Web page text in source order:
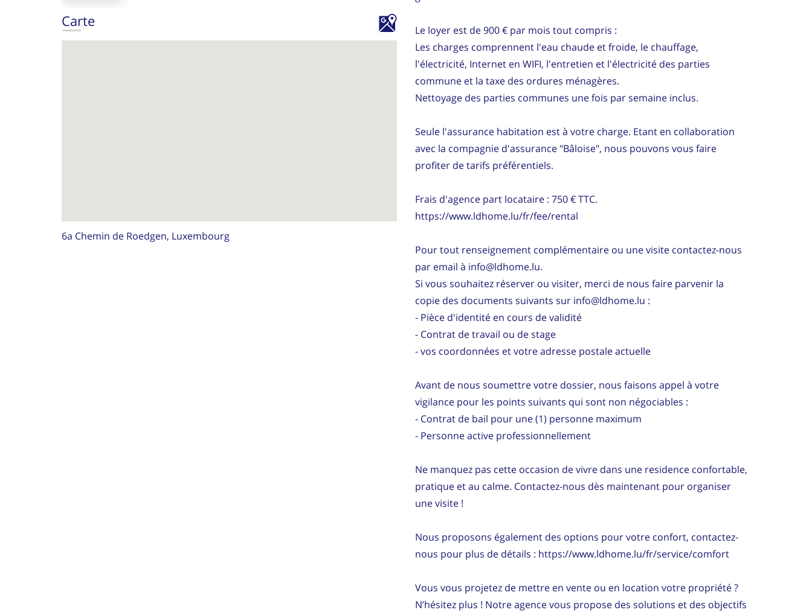
Carte
6a Chemin de Roedgen, Luxembourg
Le loyer est de 900 € par mois tout compris :
Les charges comprennent l'eau chaude et froide, le chauffage,
l'électricité, Internet en WIFI, l'entretien et l'électricité des parties
commune et la taxe des ordures ménagères.
Nettoyage des parties communes une fois par semaine inclus.
Seule l'assurance habitation est à votre charge. Etant en collaboration
avec la compagnie d'assurance "Bâloise", nous pouvons vous faire
profiter de tarifs préférentiels.
Frais d'agence part locataire : 750 € TTC.
https://www.ldhome.lu/fr/fee/rental
Pour tout renseignement complémentaire ou une visite contactez-nous
par email à info@ldhome.lu.
Si vous souhaitez réserver ou visiter, merci de nous faire parvenir la
copie des documents suivants sur info@ldhome.lu :
- Pièce d'identité en cours de validité
- Contrat de travail ou de stage
- vos coordonnées et votre adresse postale actuelle
Avant de nous soumettre votre dossier, nous faisons appel à votre
vigilance pour les points suivants qui sont non négociables :
- Contrat de bail pour une (1) personne maximum
- Personne active professionnellement
Ne manquez pas cette occasion de vivre dans une residence confortable,
pratique et au calme. Contactez-nous dès maintenant pour organiser
une visite !
Nous proposons également des options pour votre confort, contactez-
nous pour plus de détails : https://www.ldhome.lu/fr/service/comfort
Vous vous projetez de mettre en vente ou en location votre propriété ?
N’hésitez plus ! Notre agence vous propose des solutions et des objectifs